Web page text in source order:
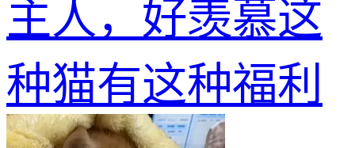
主人，好羡慕这
种猫有这种福利